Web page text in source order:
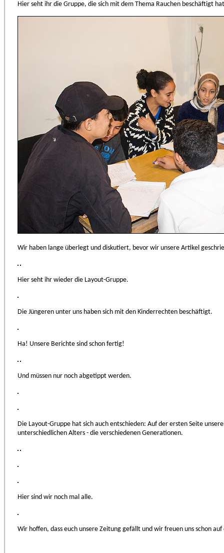
Hier seht ihr die Gruppe, die sich mit dem Thema Rauchen beschäftigt
Wir haben lange überlegt und diskutiert, bevor wir unsere Artikel
Hier seht ihr wieder die Layout-Gruppe.
Die Jüngeren unter uns haben sich mit den Kinderrechten beschäftigt.
Ha! Unsere Berichte sind schon fertig!
Und müssen nur noch abgetippt werden.
Die Layout-Gruppe hat sich auch entschieden: Auf der ersten Seite
unterschiedlichen Alters - die verschiedenen Generationen.
Hier sind wir noch mal alle.
Wir hoffen, dass euch unsere Zeitung gefällt und wir freuen uns schon auf